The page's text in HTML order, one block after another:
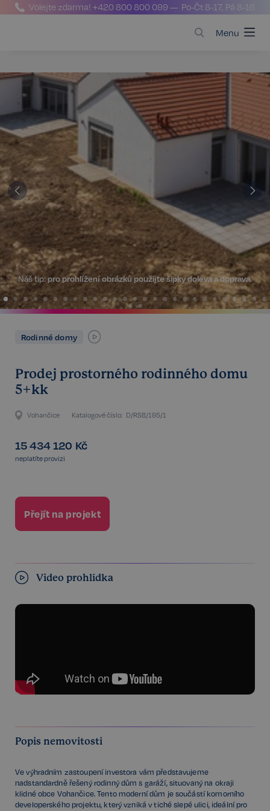
Volejte zdarma!+420 800 800 099 — Po-Čt 8-17, Pá 8-16
Menu
Náš tip:pro prohlížení obrázků použijte šipky doleva a doprava.
Rodinné domy
Prodej prostorného rodinného domu
5+kk
Vohančice Katalogové číslo: D/RSB/195/1
15 434 120 Kč
neplatíte provizi
Přejít na projekt
Video prohlídka
Popis nemovitosti
Ve výhradním zastoupení investora vám představujeme
nadstandardně řešený rodinný dům s garáží, situovaný na okraji
klidné obce Vohančice. Tento moderní dům je součástí komorního
developerského projektu, který vzniká v tiché slepé ulici, ideální pro